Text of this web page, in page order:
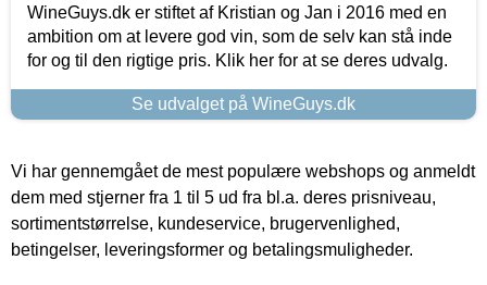
WineGuys.dk er stiftet af Kristian og Jan i 2016 med en
ambition om at levere god vin, som de selv kan stå inde
for og til den rigtige pris. Klik her for at se deres udvalg.
Se udvalget på WineGuys.dk
Vi har gennemgået de mest populære webshops og anmeldt
dem med stjerner fra 1 til 5 ud fra bl.a. deres prisniveau,
sortimentstørrelse, kundeservice, brugervenlighed,
betingelser, leveringsformer og betalingsmuligheder.